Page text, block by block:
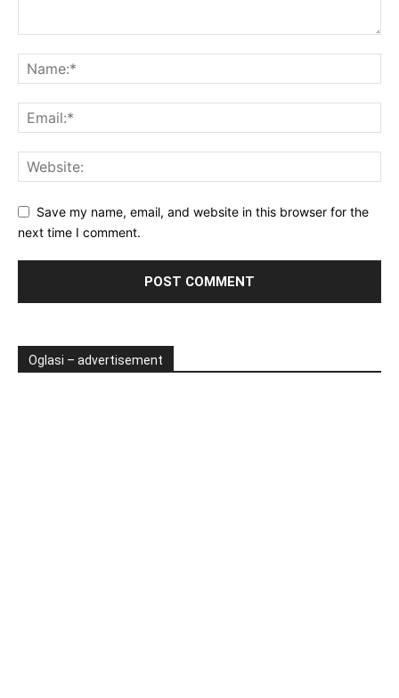
Save my name, email, and website in this browser for the
next time I comment.
Oglasi – advertisement